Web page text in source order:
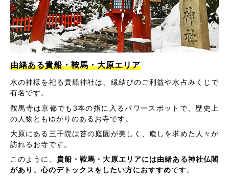
由緒ある貴船・鞍馬・大原エリア
水の神様を祀る貴船神社は、縁結びのご利益や水占みくじで
有名です。
鞍馬寺は京都でも3本の指に入るパワースポットで、歴史上
の人物ともゆかりのあるお寺です。
大原にある三千院は苔の庭園が美しく、癒しを求めた人々が
訪れるお寺です。
このように、 貴船・鞍馬・大原エリアには由緒ある神社仏閣
があり、心のデトックスをしたい方におすすめです。